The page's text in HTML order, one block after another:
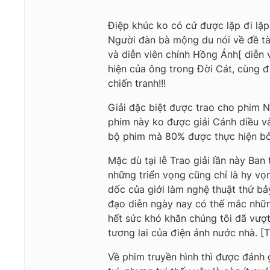
Điệp khúc ko có cứ được lặp đi
Người đàn bà mộng du nói về đề
và diễn viên chính Hồng Ánh[
hiện của ông trong Đời Cát, cùng
chiến tranh!!!
Giải đặc biệt được trao cho phim
phim này ko được giải Cánh diều
bộ phim mà 80% được thực hiện
Mặc dù tại lễ Trao giải lần này
những triển vọng cũng chỉ là hy
dốc của giới làm nghệ thuật thứ
đạo diễn ngày nay có thế mắc
hết sức khó khăn chúng tôi đã
tương lai của điện ảnh nước nhà.
Về phim truyền hình thì được đánh